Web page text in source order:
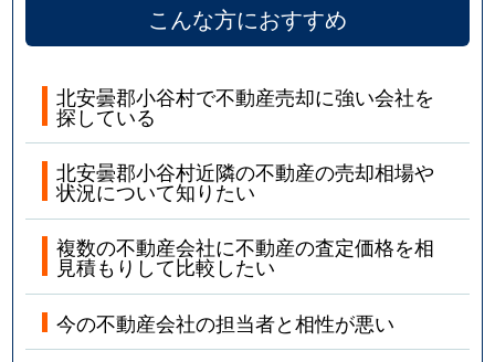
こんな方におすすめ
北安曇郡小谷村で不動産売却に強い会社を
探している
北安曇郡小谷村近隣の不動産の売却相場や
状況について知りたい
複数の不動産会社に不動産の査定価格を相
見積もりして比較したい
今の不動産会社の担当者と相性が悪い